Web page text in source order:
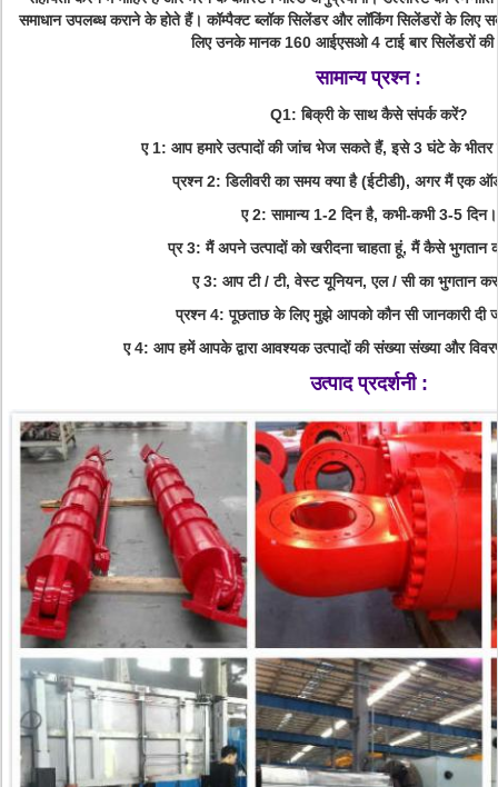
समाधान उपलब्ध कराने के होते हैं। कॉम्पैक्ट ब्लॉक सिलेंडर और लॉकिंग सिलेंडरों के
लिए उनके मानक 160 आईएसओ 4 टाई बार सिलेंडरों
सामान्य प्रश्न :
Q1: बिक्री के साथ कैसे संपर्क करें?
ए 1: आप हमारे उत्पादों की जांच भेज सकते हैं, इसे 3 घंटे के भीतर
प्रश्न 2: डिलीवरी का समय क्या है (ईटीडी), अगर मैं एक
ए 2: सामान्य 1-2 दिन है, कभी-कभी 3-5 दिन।
प्र 3: मैं अपने उत्पादों को खरीदना चाहता हूं, मैं कैसे
ए 3: आप टी / टी, वेस्ट यूनियन, एल / सी का भुगतान
प्रश्न 4: पूछताछ के लिए मुझे आपको कौन सी जानकारी दी
ए 4: आप हमें आपके द्वारा आवश्यक उत्पादों की संख्या संख्या और
उत्पाद प्रदर्शनी :